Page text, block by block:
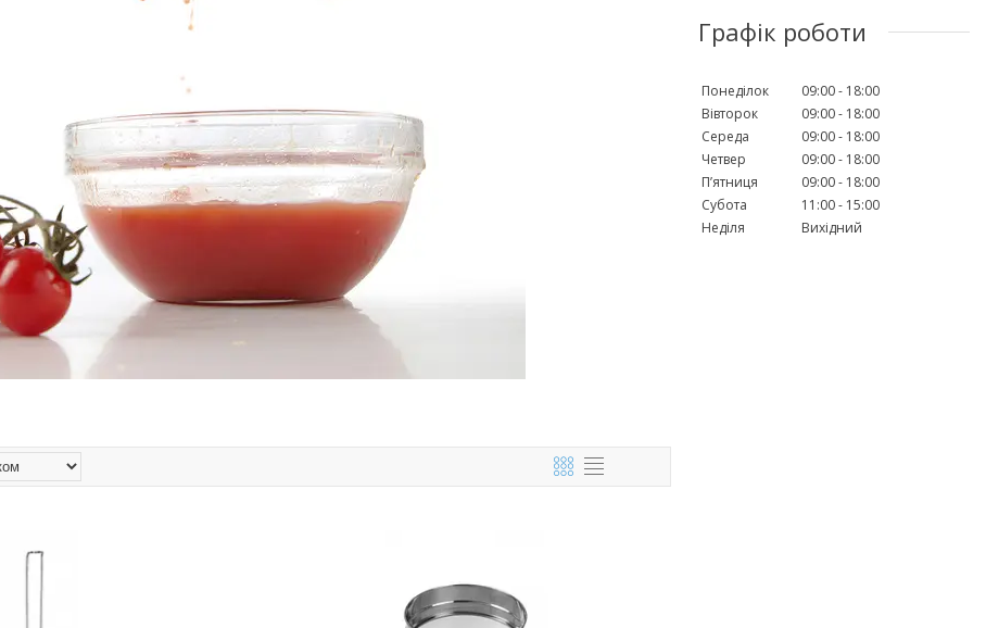
Графік роботи
Понеділок 09:00
18:00
Вівторок
09:00
18:00
Середа
09:00
18:00
Четвер
09:00
18:00
Пʼятниця
09:00
18:00
Субота
11:00
15:00
Неділя
Вихідний